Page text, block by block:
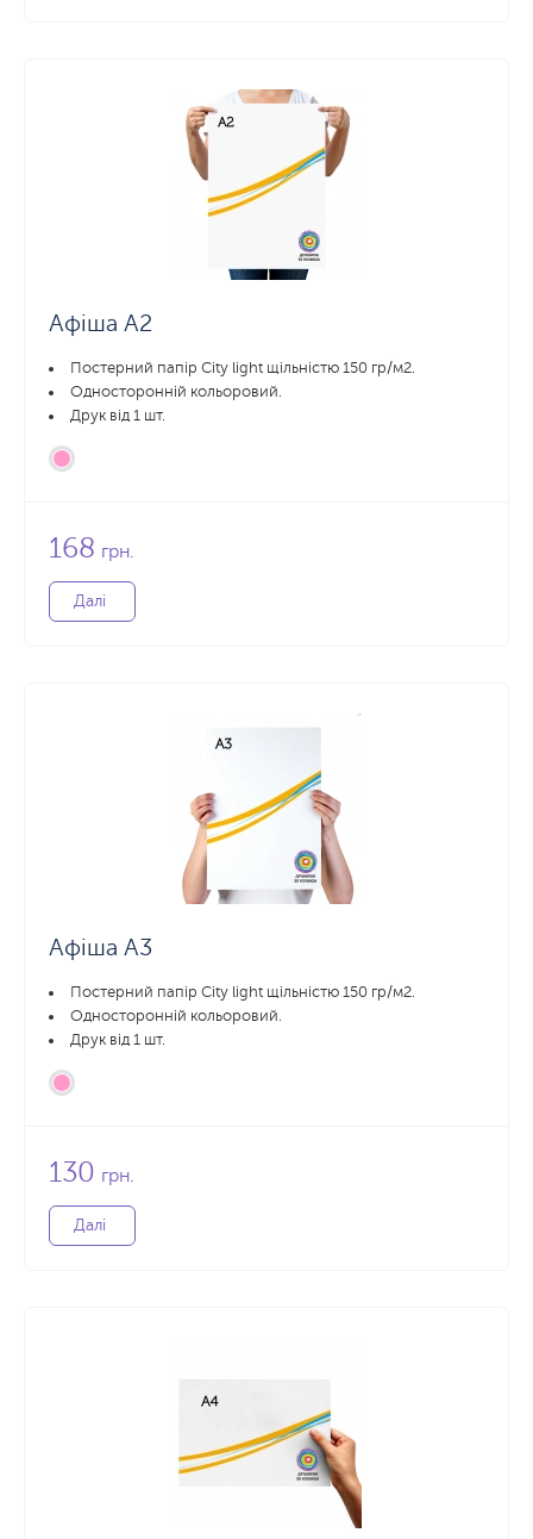
Афіша А2
Постерний папір City light щільністю 150 гр/м2.
Односторонній кольоровий.
Друк від 1 шт.
168 грн.
Далі
Афіша А3
Постерний папір City light щільністю 150 гр/м2.
Односторонній кольоровий.
Друк від 1 шт.
130 грн.
Далі